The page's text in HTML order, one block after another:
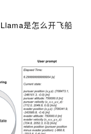
Llama是怎么开飞船